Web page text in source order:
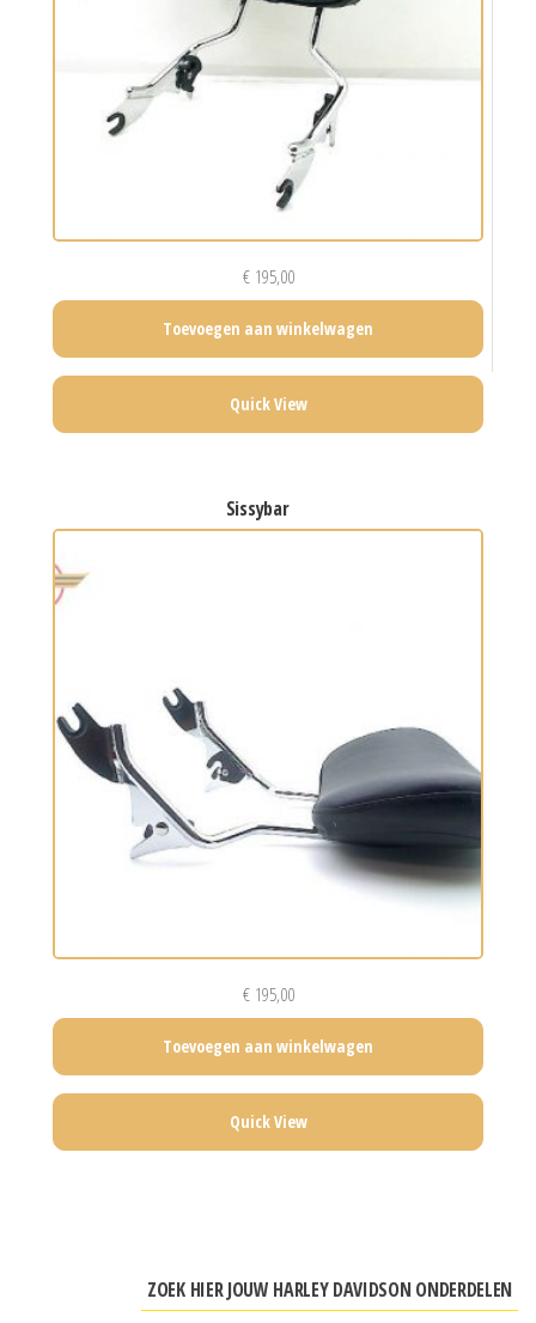
€195,00
Toevoegen aan winkelwagen
Quick View
sissybar
€195,00
Toevoegen aan winkelwagen
Quick View
ZOEK HIER JOUW HARLEY DAVIDSON ONDERDELEN